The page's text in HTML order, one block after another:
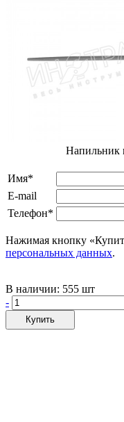
Напильник
Имя*
E-mail
Телефон*
Нажимая кнопку
персональных данных.
В наличии: 555 шт
-
Купить